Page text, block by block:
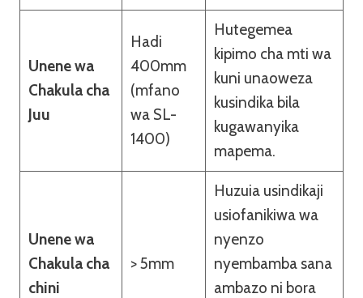
Unene wa
Chakula cha
Juu
Hadi
400mm
(mfano
wa SL-
1400)
Hutegemea
kipimo cha mti wa
kuni unaoweza
kusindika bila
kugawanyika
mapema.
Unene wa
Chakula cha
chini
> 5mm
Huzuia usindikaji
usiofanikiwa wa
nyenzo
nyembamba sana
ambazo ni bora